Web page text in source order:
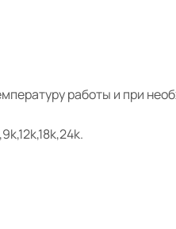
работы и при